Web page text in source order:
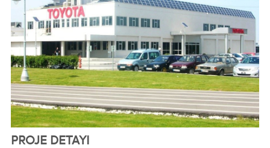
PROJE DETAYI